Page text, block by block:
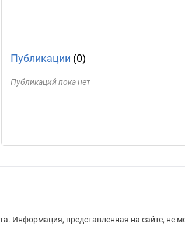
Публикации (0)
Публикаций пока нет
Информация, представленная на сайте, не